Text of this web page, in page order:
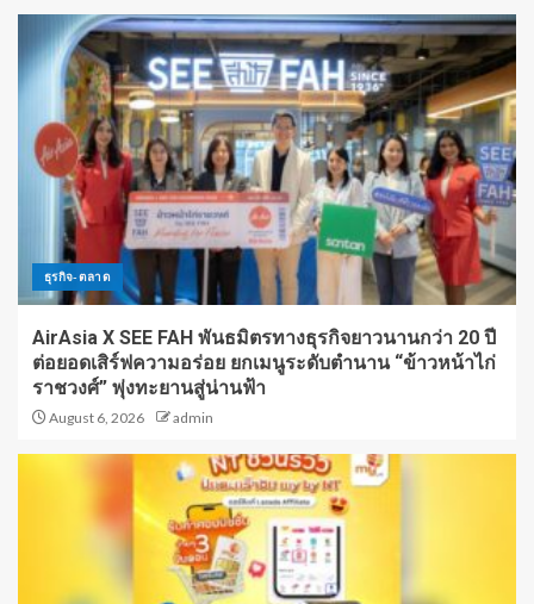
ธุรกิจ-ตลาด
AirAsia X SEE FAH พันธมิตรทางธุรกิจยาวนานกว่า 20 ปี
ต่อยอดเสิร์ฟความอร่อย ยกเมนูระดับตำนาน “ข้าวหน้าไก่
ราชวงศ์” พุ่งทะยานสู่น่านฟ้า
August 6, 2026 admin